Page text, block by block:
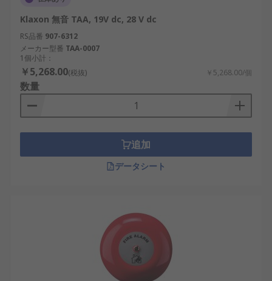
Klaxon 無音 TAA, 19V dc, 28 V dc
RS品番 907-6312
メーカー型番 TAA-0007
1個小計：
￥5,268.00(税抜) ￥5,268.00/個
数量
追加
データシート